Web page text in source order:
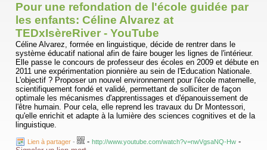
Pour une refondation de l'école guidée par
les enfants: Céline Alvarez at
TEDxIsèreRiver - YouTube
Céline Alvarez, formée en linguistique, décide de rentrer dans le
système éducatif national afin de faire bouger les lignes de l'intérieur.
Elle passe le concours de professeur des écoles en 2009 et débute en
2011 une expérimentation pionnière au sein de l'Education Nationale.
L'objectif ? Proposer un nouvel environnement pour l'école maternelle,
scientifiquement fondé et validé, permettant de solliciter de façon
optimale les mécanismes d'apprentissages et d'épanouissement de
l'être humain. Pour cela, elle reprend les travaux du Dr Montessori,
qu'elle enrichit et adapte à la lumière des sciences cognitives et de la
linguistique.
Lien à partager - - http://www.youtube.com/watch?v=nwVgsaNQ-Hw -